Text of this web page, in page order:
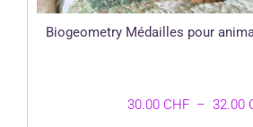
Biogeometry Médailles pour
30.00 CHF – 32.00